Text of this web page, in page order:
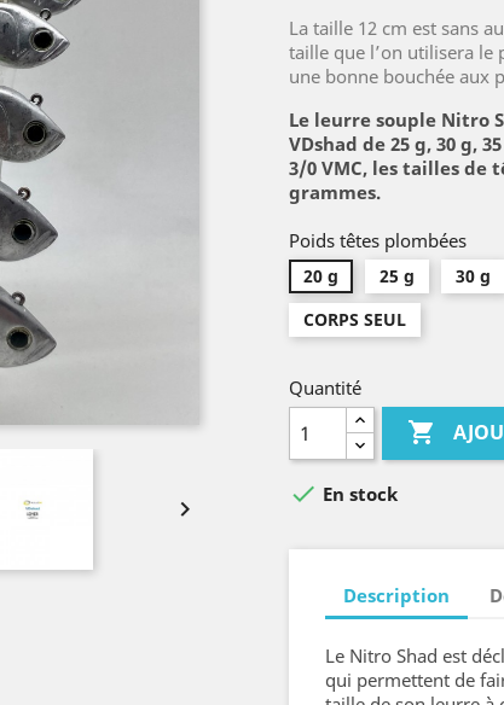

La taille 12 cm est sans
taille que l’on utilisera le
une bonne bouchée aux
Le leurre souple Nitro
VDshad de 25 g, 30 g,
3/0 VMC, les tailles de
grammes.
Poids têtes plombées
20 g 25 g 30 g
CORPS SEUL
Quantité

 En stock
Description
Le Nitro Shad est
qui permettent de